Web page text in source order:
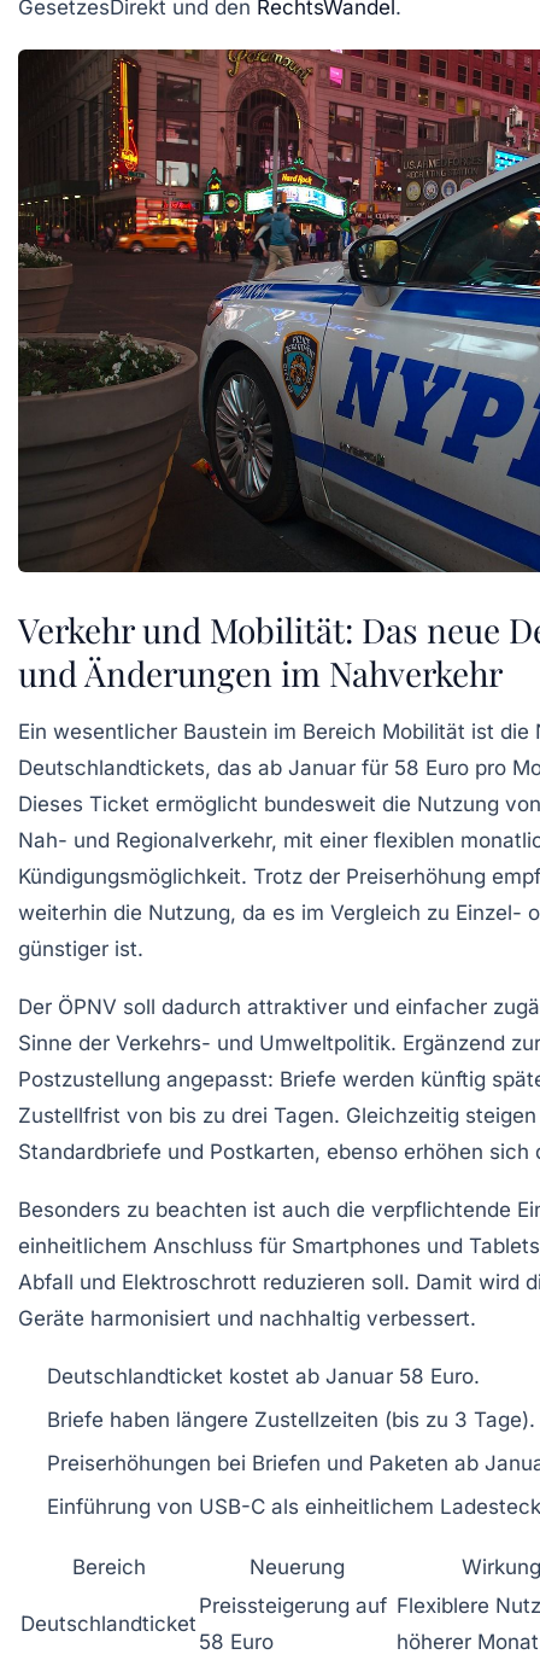
GesetzesDirekt und den RechtsWandel .
Verkehr und Mobilität: Das neue
und Änderungen im Nahverkehr
Ein wesentlicher Baustein im Bereich Mobilität ist die
Deutschlandtickets, das ab Januar für 58 Euro pro
Dieses Ticket ermöglicht bundesweit die Nutzung
Nah- und Regionalverkehr, mit einer flexiblen
Kündigungsmöglichkeit. Trotz der Preiserhöhung
weiterhin die Nutzung, da es im Vergleich zu Einzel-
günstiger ist.
Der ÖPNV soll dadurch attraktiver und einfacher
Sinne der Verkehrs- und Umweltpolitik. Ergänzend
Postzustellung angepasst: Briefe werden künftig
Zustellfrist von bis zu drei Tagen. Gleichzeitig
Standardbriefe und Postkarten, ebenso erhöhen sich
Besonders zu beachten ist auch die verpflichtende
einheitlichem Anschluss für Smartphones und
Abfall und Elektroschrott reduzieren soll. Damit wird
Geräte harmonisiert und nachhaltig verbessert.
Deutschlandticket kostet ab Januar 58 Euro.
Briefe haben längere Zustellzeiten (bis zu 3 Tage).
Preiserhöhungen bei Briefen und Paketen ab
Einführung von USB-C als einheitlichem
Bereich Neuerung
Deutschlandticket
Preissteigerung auf
58 Euro
Flexiblere
höherer